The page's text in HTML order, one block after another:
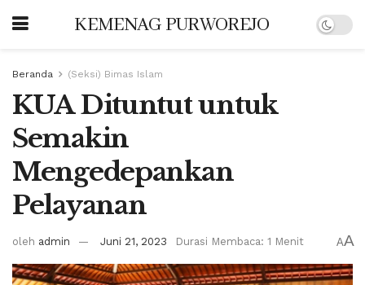
KEMENAG PURWOREJO
Beranda (Seksi) Bimas Islam
KUA Dituntut untuk
Semakin
Mengedepankan
Pelayanan
oleh admin Juni 21, 2023 Durasi Membaca: 1 Menit AA